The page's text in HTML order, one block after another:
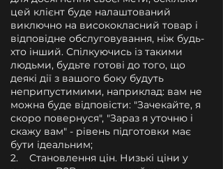
цей клієнт буде налаштований
виключно на висококласний товар і
відповідне обслуговування, ніж будь-
хто інший. Спілкуючись із такими
людьми, будьте готові до того, що
деякі дії з вашого боку будуть
неприпустимими, наприклад: вам не
можна буде відповісти: "Зачекайте, я
скоро повернуся", "Зараз я уточню і
скажу вам" - рівень підготовки має
бути ідеальним;
2. Становлення цін. Низькі ціни у